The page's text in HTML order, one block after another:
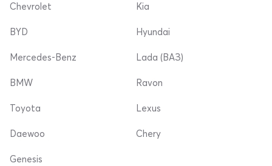
Chevrolet
BYD
Mercedes-Benz
Kia
Hyundai
Lada (ВАЗ)
BMW
Toyota
Daewoo
Ravon
Lexus
Chery
Genesis